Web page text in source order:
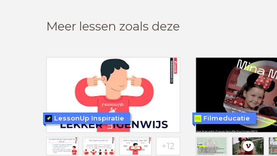
Meer lessen zoals deze
LessonUp Inspiratie Filmeducatie